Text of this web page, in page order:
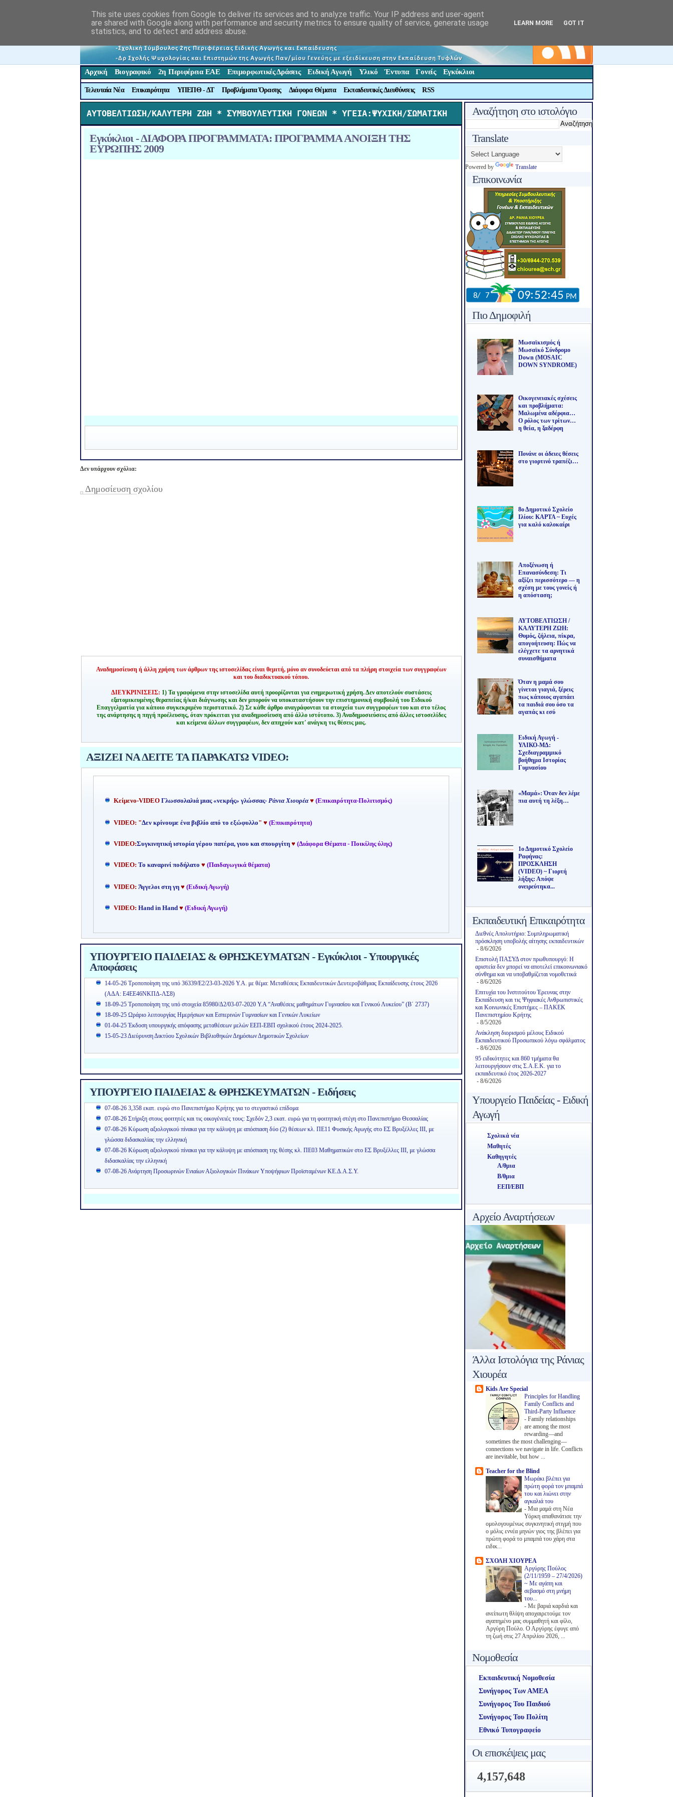
Αρχική Βιογραφικό 2η Περιφέρεια ΕΑΕ Επιμορφωτικές Δράσεις Ειδική Αγωγή Υλικό Έντυπα Γονείς Εγκύκλιοι
Τελευταία Νέα Επικαιρότητα ΥΠΕΠΘ - ΔΤ Προβλήματα Όρασης Διάφορα Θέματα Εκπαιδευτικές Διευθύνσεις RSS
ΑΥΤΟΒΕΛΤΙΩΣΗ/ΚΑΛΥΤΕΡΗ ΖΩΗ * ΣΥΜΒΟΥΛΕΥΤΙΚΗ ΓΟΝΕΩΝ * ΥΓΕΙΑ:ΨΥΧΙΚΗ/ΣΩΜΑΤΙΚΗ
Εγκύκλιοι - ΔΙΑΦΟΡΑ ΠΡΟΓΡΑΜΜΑΤΑ: ΠΡΟΓΡΑΜΜΑ ΑΝΟΙΞΗ ΤΗΣ
ΕΥΡΩΠΗΣ 2009
Δεν υπάρχουν σχόλια:
Δημοσίευση σχολίου
Αναδημοσίευση ή άλλη χρήση των άρθρων της ιστοσελίδας είναι θεμιτή, μόνο αν συνοδεύεται από τα πλήρη στοιχεία των συγγραφέων
και του διαδικτυακού τόπου.
ΔΙΕΥΚΡΙΝΙΣΕΙΣ: 1) Τα γραφόμενα στην ιστοσελίδα αυτή προορίζονται για ενημερωτική χρήση. Δεν αποτελούν συστάσεις
εξατομικευμένης θεραπείας ή/και διάγνωσης και δεν μπορούν να υποκαταστήσουν την επιστημονική συμβουλή του Ειδικού
Επαγγελματία για κάποιο συγκεκριμένο περιστατικό. 2) Σε κάθε άρθρο αναγράφονται τα στοιχεία των συγγραφέων του και στο τέλος
της ανάρτησης η πηγή προέλευσης, όταν πρόκειται για αναδημοσίευση από άλλο ιστότοπο. 3) Αναδημοσιεύσεις από άλλες ιστοσελίδες
και κείμενα άλλων συγγραφέων, δεν απηχούν κατ' ανάγκη τις θέσεις μας.
ΑΞΙΖΕΙ ΝΑ ΔΕΙΤΕ ΤΑ ΠΑΡΑΚΑΤΩ VIDEO:
Kείμενο-VIDEO Γλωσσολαλιά μιας «νεκρής» γλώσσας- Ράνια Χιουρέα ♥ (Επικαιρότητα-Πολιτισμός)
VIDEO: "Δεν κρίνουμε ένα βιβλίο από το εξώφυλλο" ♥ (Επικαιρότητα)
VIDEO:Συγκινητική ιστορία γέρου πατέρα, γιου και σπουργίτη ♥ (Διάφορα Θέματα - Ποικίλης ύλης)
VIDEO: Το καναρινί ποδήλατο ♥ (Παιδαγωγικά θέματα)
VIDEO: Άγγελοι στη γη ♥ (Ειδική Αγωγή)
VIDEO: Hand in Hand♥ (Ειδική Αγωγή)
ΥΠΟΥΡΓΕΙΟ ΠΑΙΔΕΙΑΣ & ΘΡΗΣΚΕΥΜΑΤΩΝ - Εγκύκλιοι - Υπουργικές
Αποφάσεις
14-05-26 Τροποποίηση της υπό 36339/Ε2/23-03-2026 Υ.Α. με θέμα: Μεταθέσεις Εκπαιδευτικών Δευτεροβάθμιας Εκπαίδευσης έτους 2026
(ΑΔΑ: Ε4ΕΕ46ΝΚΠΔ-ΛΣ8)
18-09-25 Τροποποίηση της υπό στοιχεία 85980/Δ2/03-07-2020 Υ.Α “Αναθέσεις μαθημάτων Γυμνασίου και Γενικού Λυκείου” (Β΄ 2737)
18-09-25 Ωράριο λειτουργίας Ημερήσιων και Εσπερινών Γυμνασίων και Γενικών Λυκείων
01-04-25 Έκδοση υπουργικής απόφασης μεταθέσεων μελών ΕΕΠ-ΕΒΠ σχολικού έτους 2024-2025.
15-05-23 Διεύρυνση Δικτύου Σχολικών Βιβλιοθηκών Δημόσιων Δημοτικών Σχολείων
ΥΠΟΥΡΓΕΙΟ ΠΑΙΔΕΙΑΣ & ΘΡΗΣΚΕΥΜΑΤΩΝ - Ειδήσεις
07-08-26 3,358 εκατ. ευρώ στο Πανεπιστήμιο Κρήτης για το στεγαστικό επίδομα
07-08-26 Στήριξη στους φοιτητές και τις οικογένειές τους: Σχεδόν 2,3 εκατ. ευρώ για τη φοιτητική στέγη στο Πανεπιστήμιο Θεσσαλίας
07-08-26 Κύρωση αξιολογικού πίνακα για την κάλυψη με απόσπαση δύο (2) θέσεων κλ. ΠΕ11 Φυσικής Αγωγής στο ΕΣ Βρυξέλλες ΙΙΙ, με
γλώσσα διδασκαλίας την ελληνική
07-08-26 Κύρωση αξιολογικού πίνακα για την κάλυψη με απόσπαση της θέσης κλ. ΠΕ03 Μαθηματικών στο ΕΣ Βρυξέλλες ΙΙΙ, με γλώσσα
διδασκαλίας την ελληνική
07-08-26 Ανάρτηση Προσωρινών Ενιαίων Αξιολογικών Πινάκων Υποψήφιων Προϊσταμένων ΚΕ.Δ.Α.Σ.Υ.
Αναζήτηση στο ιστολόγιο
Translate
Powered by Translate
Επικοινωνία
Πιο Δημοφιλή
Μωσαϊκισμός ή
Μωσαϊκό Σύνδρομο
Down (MOSAIC
DOWN SYNDROME)
Οικογενειακές σχέσεις
και προβλήματα:
Μαλωμένα αδέρφια…
Ο ρόλος των τρίτων…
η θεία, η ξαδέρφη
Πονάνε οι άδειες θέσεις
στο γιορτινό τραπέζι…
8ο Δημοτικό Σχολείο
Ιλίου: ΚΑΡΤΑ ~ Ευχές
για καλό καλοκαίρι
Αποξένωση ή
Επανασύνδεση: Τι
αξίζει περισσότερο — η
σχέση με τους γονείς ή
η απόσταση;
ΑΥΤΟΒΕΛΤΙΩΣΗ /
ΚΑΛΥΤΕΡΗ ΖΩΗ:
Θυμός, ζήλεια, πίκρα,
απογοήτευση: Πώς να
ελέγχετε τα αρνητικά
συναισθήματα
Όταν η μαμά σου
γίνεται γιαγιά, ξέρεις
πως κάποιος αγαπάει
τα παιδιά σου όσο τα
αγαπάς κι εσύ
Ειδική Αγωγή -
ΥΛΙΚΟ-ΜΔ:
Σχεδιαγραμμικό
βοήθημα Ιστορίας
Γυμνασίου
«Μαμά»: Όταν δεν λέμε
πια αυτή τη λέξη…
1ο Δημοτικό Σχολείο
Ραφήνας:
ΠΡΟΣΚΛΗΣΗ
(VIDEO) ~ Γιορτή
λήξης: Απόψε
ονειρεύτηκα...
Εκπαιδευτική Επικαιρότητα
Διεθνές Απολυτήριο: Συμπληρωματική
πρόσκληση υποβολής αίτησης εκπαιδευτικών
- 8/6/2026
Επιστολή ΠΑΣΥΔ στον πρωθυπουργό: Η
αριστεία δεν μπορεί να αποτελεί επικοινωνιακό
σύνθημα και να υποβαθμίζεται νομοθετικά
- 8/6/2026
Επιτυχία του Ινστιτούτου Έρευνας στην
Εκπαίδευση και τις Ψηφιακές Ανθρωπιστικές
και Κοινωνικές Επιστήμες – ΠΑΚΕΚ
Πανεπιστημίου Κρήτης
- 8/5/2026
Ανάκληση διορισμού μέλους Ειδικού
Εκπαιδευτικού Προσωπικού λόγω σφάλματος
- 8/6/2026
95 ειδικότητες και 860 τμήματα θα
λειτουργήσουν στις Σ.Α.Ε.Κ. για το
εκπαιδευτικό έτος 2026-2027
- 8/6/2026
Υπουργείο Παιδείας - Ειδική
Αγωγή
Σχολικά νέα
Μαθητές
Καθηγητές
Α/θμια
Β/θμια
ΕΕΠ/ΕΒΠ
Αρχείο Αναρτήσεων
Άλλα Ιστολόγια της Ράνιας
Χιουρέα
Kids Are Special
Principles for Handling
Family Conflicts and
Third-Party Influence
- Family relationships
are among the most
rewarding—and
sometimes the most challenging—
connections we navigate in life. Conflicts
are inevitable, but how ...
Teacher for the Blind
Μωράκι βλέπει για
πρώτη φορά τον μπαμπά
του και λιώνει στην
αγκαλιά του
- Μια μαμά στη Νέα
Υόρκη απαθανάτισε την
ομολογουμένως συγκινητική στιγμή που
ο μόλις εννέα μηνών γιος της βλέπει για
πρώτη φορά το μπαμπά του χάρη στα
ειδικ...
ΣΧΟΛΗ ΧΙΟΥΡΕΑ
Αργύρης Πούλος
(2/11/1959 – 27/4/2026)
~ Με αγάπη και
σεβασμό στη μνήμη
του...
- Με βαριά καρδιά και
ανείπωτη θλίψη αποχαιρετούμε τον
αγαπημένο μας συμμαθητή και φίλο,
Αργύρη Πούλο. Ο Αργύρης έφυγε από
τη ζωή στις 27 Απριλίου 2026, ...
Νομοθεσία
Εκπαιδευτική Νομοθεσία
Συνήγορος Των ΑΜΕΑ
Συνήγορος Του Παιδιού
Συνήγορος Του Πολίτη
Εθνικό Τυπογραφείο
Οι επισκέψεις μας
4,157,648
This site uses cookies from Google to deliver its services and to analyze traffic. Your IP address and user-agent
are shared with Google along with performance and security metrics to ensure quality of service, generate usage
statistics, and to detect and address abuse.
LEARN MORE GOT IT